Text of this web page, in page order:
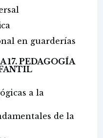
en guarderías
17. PEDAGOGÍA
a la
de la